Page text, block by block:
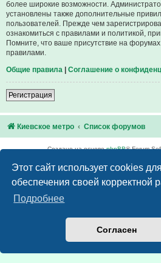
Этот сайт использует cookies для
обеспечения своей корректной
Подробнее
Согласен
более широкие возможности.
установлены также дополнительные
пользователей. Прежде чем
ознакомиться с правилами и политикой,
Помните, что ваше присутствие на
правилами.
Общие правила Соглашение о
Регистрация
Киевское метро Список форумов
Создано на основеphpBB® Forum
Конфиденциальность|